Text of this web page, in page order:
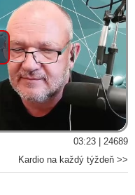
03:23 | 24689
Kardio na každý týždeň >>